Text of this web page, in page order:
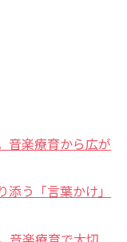
音楽療育から広が
う「言葉かけ」